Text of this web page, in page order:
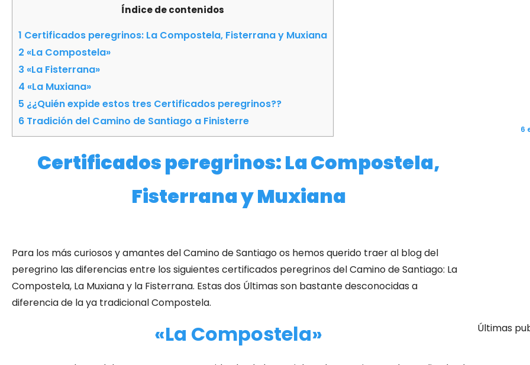
Índice de contenidos
1 Certificados peregrinos: La Compostela, Fisterrana y Muxiana
2 «La Compostela»
3 «La Fisterrana»
4 «La Muxiana»
5 ¿¿Quién expide estos tres Certificados peregrinos??
6 Tradición del Camino de Santiago a Finisterre
Certificados peregrinos: La Compostela,
Fisterrana y Muxiana
Para los más curiosos y amantes del Camino de Santiago os hemos querido traer al blog del
peregrino las diferencias entre los siguientes certificados peregrinos del Camino de Santiago: La
Compostela, La Muxiana y la Fisterrana. Estas dos Últimas son bastante desconocidas a
diferencia de la ya tradicional Compostela.
«La Compostela»
6
Últimas